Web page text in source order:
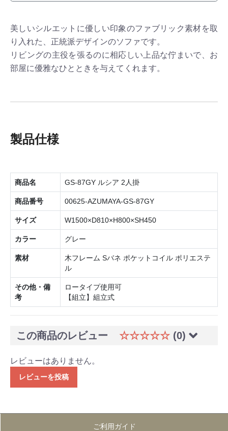
美しいシルエットに優しい印象のファブリック素材を取
り入れた、正統派デザインのソファです。
リビングの主役を張るのに相応しい上品な佇まいで、お
部屋に優雅なひとときを与えてくれます。
製品仕様
商品名 GS-87GY ルシア 2人掛
商品番号 00625-AZUMAYA-GS-87GY
サイズ W1500×D810×H800×SH450
カラー グレー
素材
木フレーム Sバネ ポケットコイル ポリエステ
ル
その他・備
考
ロータイプ使用可
【組立】組立式
この商品のレビュー ☆☆☆☆☆ (0)
レビューはありません。
レビューを投稿
ご利用ガイド